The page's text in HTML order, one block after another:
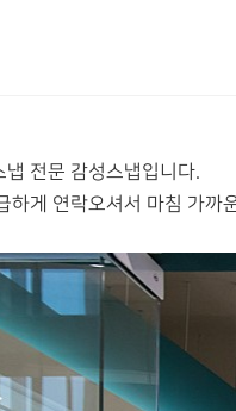
냅 전문 감성스냅입니다.
하게 연락오셔서 마침 가까